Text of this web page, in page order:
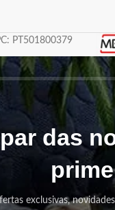
PT501800379
das
exclusivas,